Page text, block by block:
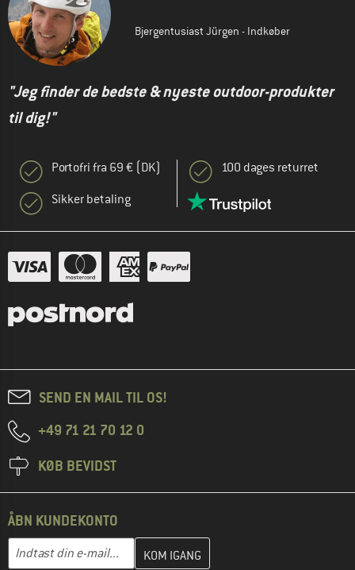
Bjergentusiast Jürgen - Indkøber
"Jeg finder de bedste & nyeste outdoor-produkter
til dig!"
Portofri fra 69 € (DK)
Sikker betaling
100 dages returret
SEND EN MAIL TIL OS!
+49 71 21 70 12 0
KØB BEVIDST
ÅBN KUNDEKONTO
E-mail-adresse
Indtast din e-mailadresse her, og opret i næste trin din